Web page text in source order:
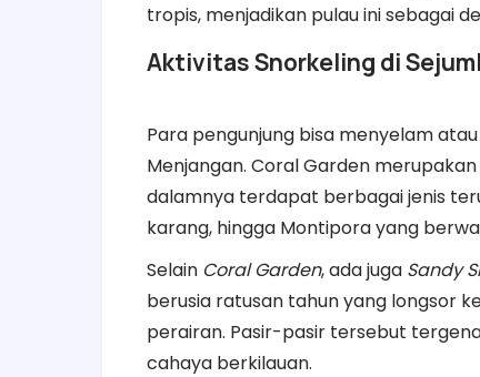
tropis, menjadikan pulau ini sebagai
Aktivitas Snorkeling di
Para pengunjung bisa menyelam
Menjangan. Coral Garden
dalamnya terdapat berbagai jenis
karang, hingga Montipora yang
Selain Coral Garden, ada juga Sandy
berusia ratusan tahun yang longsor
perairan. Pasir-pasir tersebut
cahaya berkilauan.